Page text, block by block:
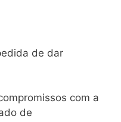
de dar
com a
de